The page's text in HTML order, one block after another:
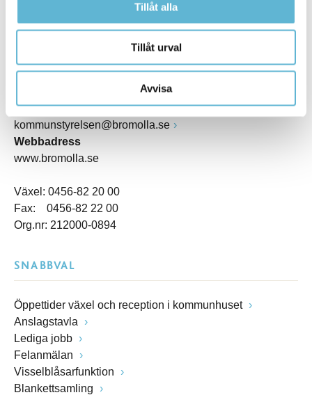
Tillåt alla
Tillåt urval
Avvisa
Postadress
E-post
kommunstyrelsen@bromolla.se
Webbadress
www.bromolla.se
Växel: 0456-82 20 00
Fax: 0456-82 22 00
Org.nr: 212000-0894
SNABBVAL
Öppettider växel och reception i kommunhuset
Anslagstavla
Lediga jobb
Felanmälan
Visselblåsarfunktion
Blankettsamling